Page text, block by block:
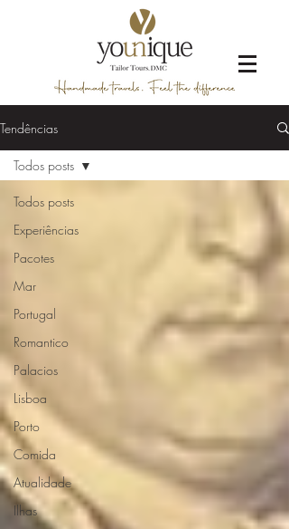
Tendências
Todos posts
Experiências
Pacotes
Mar
Portugal
Romantico
Palacios
Lisboa
Porto
Comida
Atualidade
Ilhas
Todos posts